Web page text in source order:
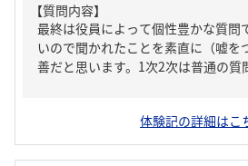
【質問内容】
最終は役員によって個性豊かな質問
いので聞かれたことを素直に（嘘を
善だと思います。1次2次は普通の質
体験記の詳細はこ